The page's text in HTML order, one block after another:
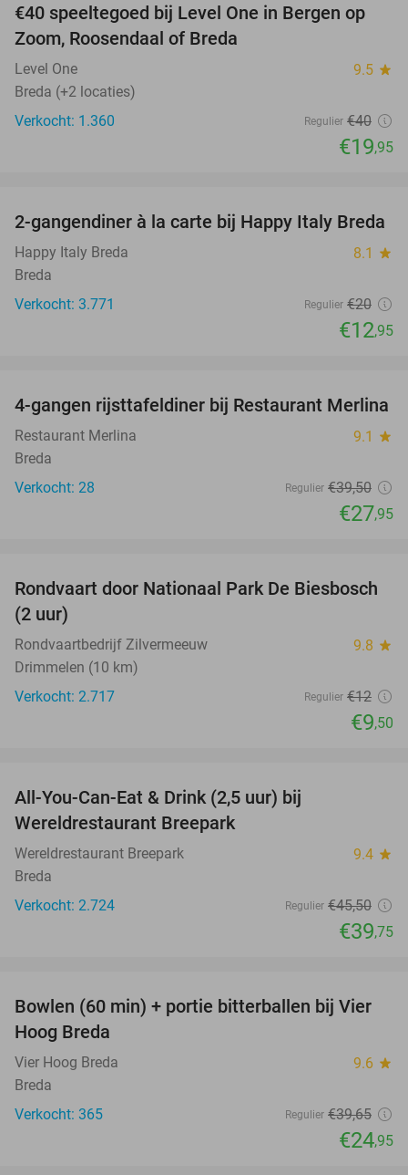
50%
€40 speeltegoed bij Level One in Bergen op
Zoom, Roosendaal of Breda
Level One 9.5 star
Breda (+2 locaties)
Verkocht: 1.360
Regulier €40
€19,95
35%
2-gangendiner à la carte bij Happy Italy Breda
Happy Italy Breda 8.1 star
Breda
Verkocht: 3.771
Regulier €20
€12,95
29%
4-gangen rijsttafeldiner bij Restaurant Merlina
Restaurant Merlina 9.1 star
Breda
Verkocht: 28
Regulier €39,50
€27,95
21%
Rondvaart door Nationaal Park De Biesbosch
(2 uur)
Rondvaartbedrijf Zilvermeeuw 9.8 star
Drimmelen (10 km)
Verkocht: 2.717
Regulier €12
€9,50
All-You-Can-Eat & Drink (2,5 uur) bij
Wereldrestaurant Breepark
Wereldrestaurant Breepark 9.4 star
Breda
Verkocht: 2.724
Regulier €45,50
€39,75
37%
Bowlen (60 min) + portie bitterballen bij Vier
Hoog Breda
Vier Hoog Breda 9.6 star
Breda
Verkocht: 365
Regulier €39,65
€24,95